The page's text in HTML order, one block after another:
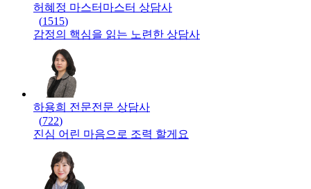
허혜정 마스터 마스터 상담사
(1515)
감정의 핵심을 읽는 노련한 상담사
하용희 전문전문 상담사
(722)
진심 어린 마음으로 조력 할게요